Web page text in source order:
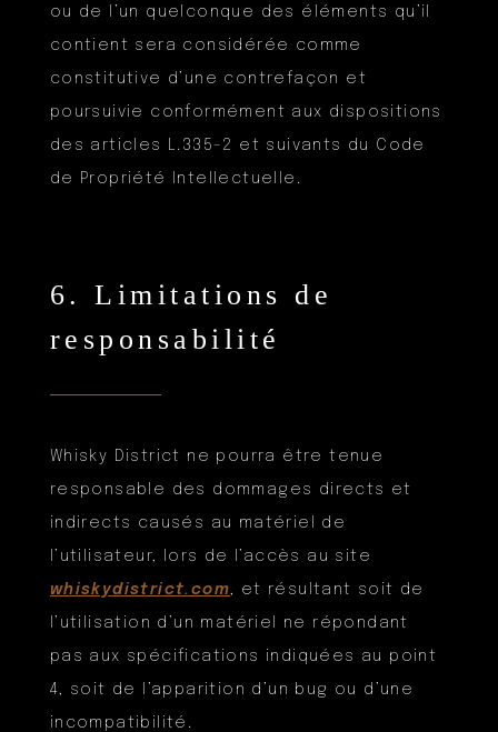
ou de l’un quelconque des éléments qu’il
contient sera considérée comme
constitutive d’une contrefaçon et
poursuivie conformément aux dispositions
des articles L.335-2 et suivants du Code
de Propriété Intellectuelle.
6. Limitations de
responsabilité
Whisky District ne pourra être tenue
responsable des dommages directs et
indirects causés au matériel de
l’utilisateur, lors de l’accès au site
whiskydistrict.com, et résultant soit de
l’utilisation d’un matériel ne répondant
pas aux spécifications indiquées au point
4, soit de l’apparition d’un bug ou d’une
incompatibilité.